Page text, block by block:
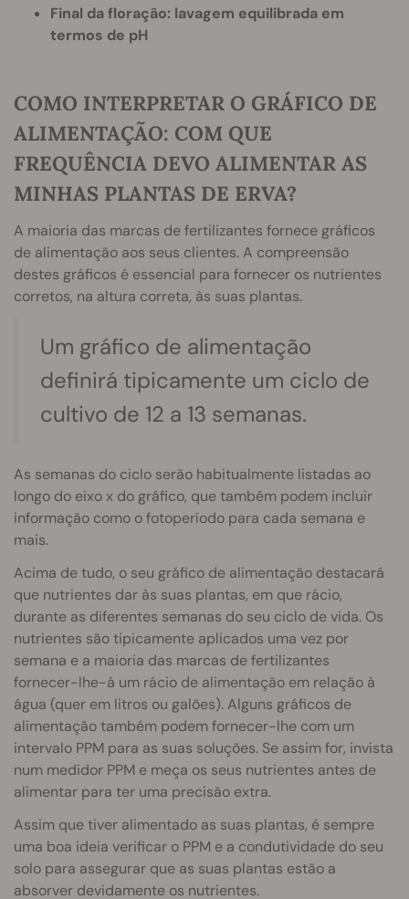
Final da floração: lavagem equilibrada em
termos de pH
COMO INTERPRETAR O GRÁFICO DE
ALIMENTAÇÃO: COM QUE
FREQUÊNCIA DEVO ALIMENTAR AS
MINHAS PLANTAS DE ERVA?
A maioria das marcas de fertilizantes fornece gráficos
de alimentação aos seus clientes. A compreensão
destes gráficos é essencial para fornecer os nutrientes
corretos, na altura correta, às suas plantas.
Um gráfico de alimentação
definirá tipicamente um ciclo de
cultivo de 12 a 13 semanas.
As semanas do ciclo serão habitualmente listadas ao
longo do eixo x do gráfico, que também podem incluir
informação como o fotoperíodo para cada semana e
mais.
Acima de tudo, o seu gráfico de alimentação destacará
que nutrientes dar às suas plantas, em que rácio,
durante as diferentes semanas do seu ciclo de vida. Os
nutrientes são tipicamente aplicados uma vez por
semana e a maioria das marcas de fertilizantes
fornecer-lhe-á um rácio de alimentação em relação à
água (quer em litros ou galões). Alguns gráficos de
alimentação também podem fornecer-lhe com um
intervalo PPM para as suas soluções. Se assim for, invista
num medidor PPM e meça os seus nutrientes antes de
alimentar para ter uma precisão extra.
Assim que tiver alimentado as suas plantas, é sempre
uma boa ideia verificar o PPM e a condutividade do seu
solo para assegurar que as suas plantas estão a
absorver devidamente os nutrientes.